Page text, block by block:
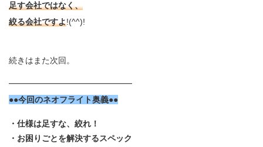
足す会社ではなく、
絞る会社ですよ!(^^)!
続きはまた次回。
━━━━━━━━━━━━━━━
●●今回のネオフライト奥義●●
・仕様は足すな、絞れ！
・お困りごとを解決するスペック